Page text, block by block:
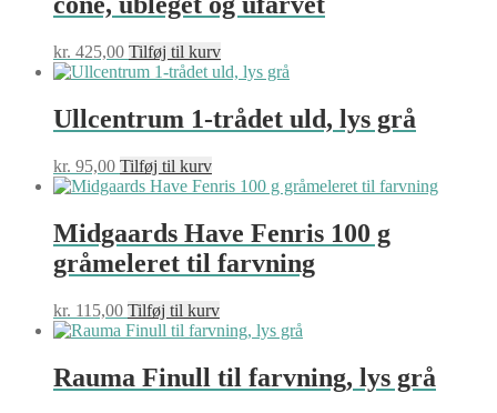
kr. 425,00 Tilføj til kurv
Ullcentrum 1-trådet uld, lys grå
kr. 95,00 Tilføj til kurv
Midgaards Have Fenris 100 g
gråmeleret til farvning
kr. 115,00 Tilføj til kurv
Rauma Finull til farvning, lys grå